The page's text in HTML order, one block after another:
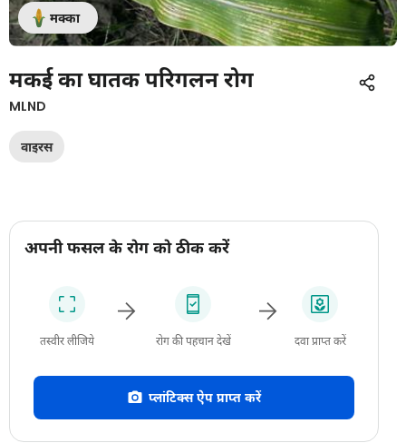
मक्का
मकई का घातक परिगलन रोग
MLND
वाइरस
अपनी फसल के रोग को ठीक करें
तस्वीर लीजिये रोग की पहचान देखें दवा प्राप्त करें
प्लांटिक्स ऐप प्राप्त करें